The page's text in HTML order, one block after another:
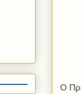
Ο